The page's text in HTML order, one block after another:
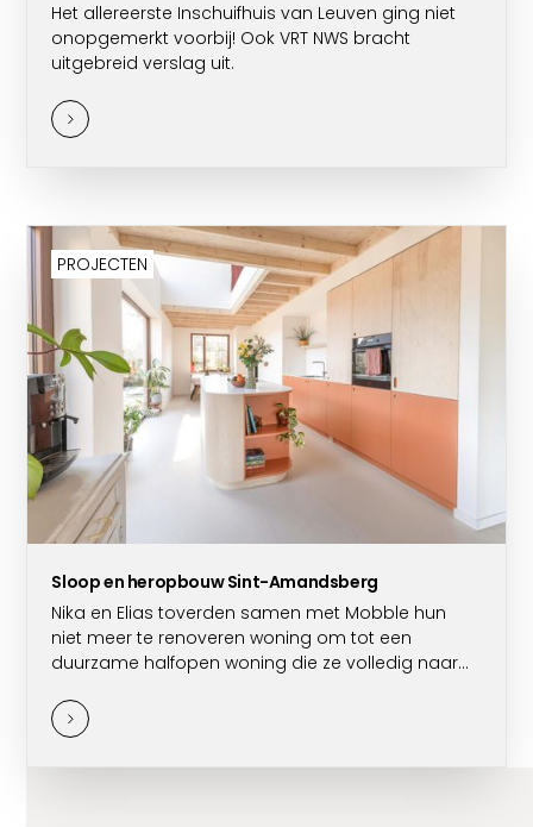
Het allereerste Inschuifhuis van Leuven ging niet
onopgemerkt voorbij! Ook VRT NWS bracht
uitgebreid verslag uit.
PROJECTEN
Sloop en heropbouw Sint-Amandsberg
Nika en Elias toverden samen met Mobble hun
niet meer te renoveren woning om tot een
duurzame halfopen woning die ze volledig naar